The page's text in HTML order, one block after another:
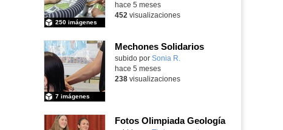
250 imágenes
hace 5 meses
452 visualizaciones
Mechones Solidarios
subido por Sonia R.
7 imágenes
hace 5 meses
238visualizaciones
Fotos Olimpiada Geología